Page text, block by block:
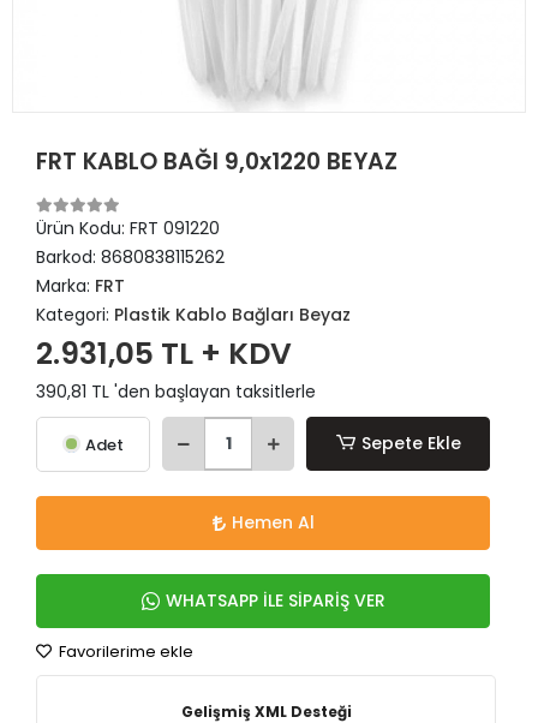
FRT KABLO BAĞI 9,0x1220 BEYAZ
Ürün Kodu: FRT 091220
Barkod: 8680838115262
Marka: FRT
Kategori: Plastik Kablo Bağları Beyaz
2.931,05 TL + KDV
390,81 TL 'den başlayan taksitlerle
Adet Sepete Ekle
Hemen Al
WHATSAPP İLE SİPARİŞ VER
Favorilerime ekle
Gelişmiş XML Desteği